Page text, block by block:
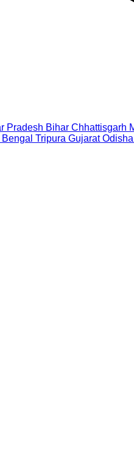
Pradesh Bihar Chhattisgarh
Tripura Gujarat Odisha